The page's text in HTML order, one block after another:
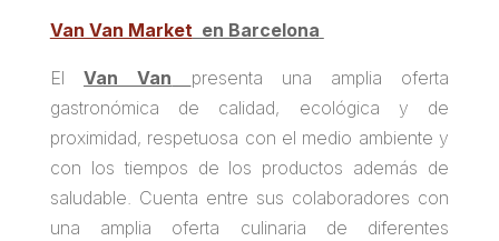
Van Van Marketen Barcelona
ElVan Van
presenta una amplia oferta
gastronómica de calidad, ecológica y de
proximidad, respetuosa con el medio ambiente y
con los tiempos de los productos además de
saludable. Cuenta entre sus colaboradores con
una amplia oferta culinaria de diferentes